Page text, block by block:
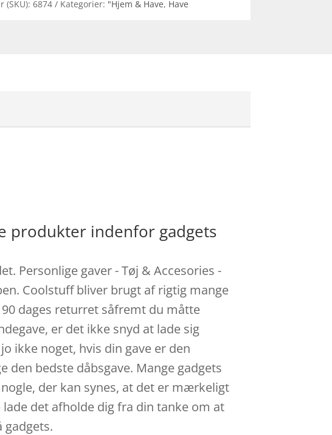
(SKU): 6874 Kategorier: "Hjem & Have, Have
produkter indenfor gadgets
Personlige gaver - Tøj & Accesories -
Coolstuff bliver brugt af rigtig mange
dages returret såfremt du måtte
er det ikke snyd at lade sig
ikke noget, hvis din gave er den
den bedste dåbsgave. Mange gadgets
der kan synes, at det er mærkeligt
det afholde dig fra din tanke om at
gadgets.